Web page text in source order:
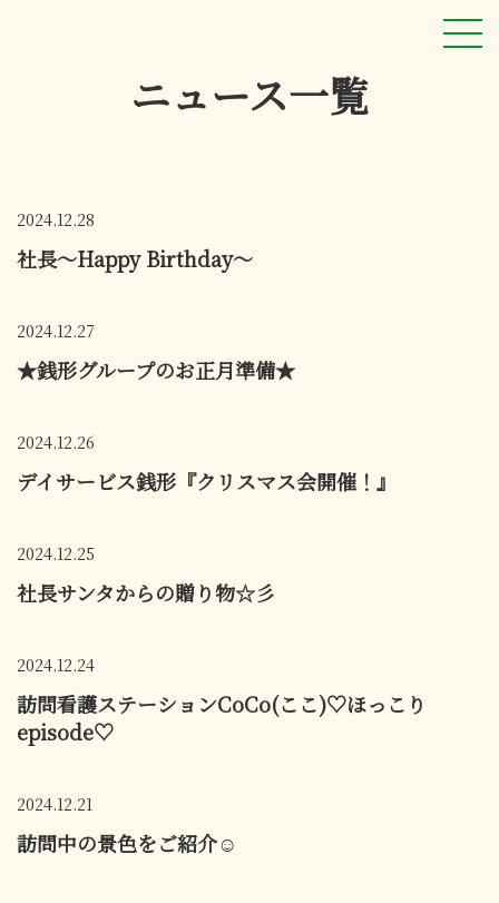
ニュース一覧
2024.12.28
社長～Happy Birthday～
2024.12.27
★銭形グループのお正月準備★
2024.12.26
デイサービス銭形『クリスマス会開催！』
2024.12.25
社長サンタからの贈り物☆彡
2024.12.24
訪問看護ステーションCoCo(ここ)♡ほっこり
episode♡
2024.12.21
訪問中の景色をご紹介☺